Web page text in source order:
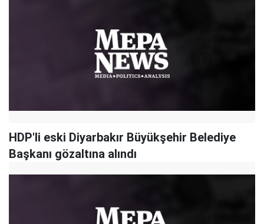
HDP'li eski Diyarbakır Büyükşehir Belediye
Başkanı gözaltına alındı